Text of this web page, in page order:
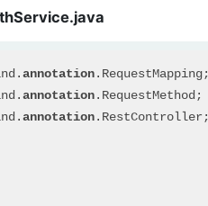
annotation
annotation
annotation.RestController;